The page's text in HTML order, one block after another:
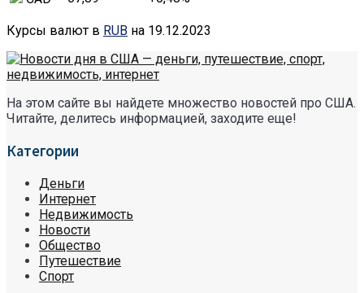
Курсы валют в RUB на 19.12.2023
На этом сайте вы найдете множество новостей про США.
Читайте, делитесь информацией, заходите еще!
Категории
Деньги
Интернет
Недвижимость
Новости
Общество
Путешествие
Спорт